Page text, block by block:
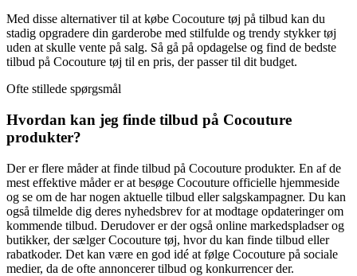
Med disse alternativer til at købe Cocouture tøj på tilbud kan du
stadig opgradere din garderobe med stilfulde og trendy stykker tøj
uden at skulle vente på salg. Så gå på opdagelse og find de bedste
tilbud på Cocouture tøj til en pris, der passer til dit budget.
Ofte stillede spørgsmål
Hvordan kan jeg finde tilbud på Cocouture
produkter?
Der er flere måder at finde tilbud på Cocouture produkter. En af de
mest effektive måder er at besøge Cocouture officielle hjemmeside
og se om de har nogen aktuelle tilbud eller salgskampagner. Du kan
også tilmelde dig deres nyhedsbrev for at modtage opdateringer om
kommende tilbud. Derudover er der også online markedspladser og
butikker, der sælger Cocouture tøj, hvor du kan finde tilbud eller
rabatkoder. Det kan være en god idé at følge Cocouture på sociale
medier, da de ofte annoncerer tilbud og konkurrencer der.